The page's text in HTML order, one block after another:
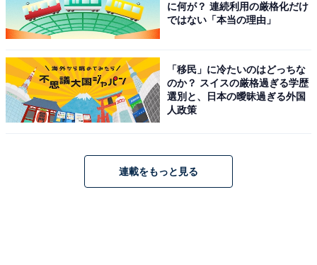
レビ好きが高じて複数のエンタメメディアでも執筆。中でもお笑
い・バラエティ番組を網羅的に視聴し、エンタメ関連の情報収集源
も大半がテレビから。宣伝会議「編集･ライター養成講座 総合コー
...続きを読む
次ページ
9位までの全ランキング結果を表
で見る
に何が？ 連続利用の厳格化だけ
ではない「本当の理由」
「移民」に冷たいのはどっちな
のか？ スイスの厳格過ぎる学歴
選別と、日本の曖昧過ぎる外国
人政策
連載をもっと見る